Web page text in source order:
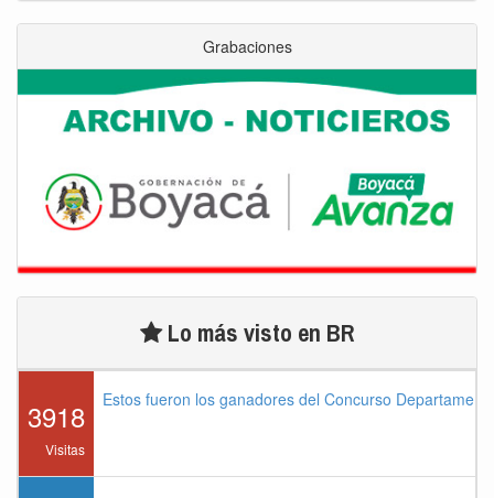
Grabaciones
Lo más visto en BR
3918
Visitas
Estos fueron los ganadores del Concurso